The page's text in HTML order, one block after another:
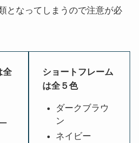
となってしまうので注意が必
全
ショートフレーム
は全５色
ダークブラウ
ン
ネイビー